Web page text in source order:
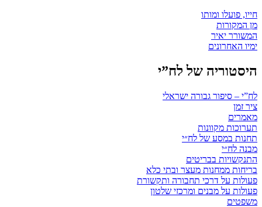
חייו, פועלו ומותו
מן המקורות
המשורר יאיר
ימיו האחרונים
היסטוריה של לח”י
לח”י – סיפור גבורה ישראלי
ציר זמן
מאמרים
תערוכות מקוונות
תחנות במסע של לח״י
מבנה לח״י
התנקשויות בבריטים
בריחות ממחנות מעצר ובתי כלא
פעולות על דרכי תחבורה ותקשורת
פעולות על מבנים ומרכזי שלטון
משפטים